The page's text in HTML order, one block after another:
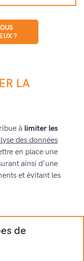
?
LA
à limiter les
des données
en place une
ainsi d’une
et évitant les
de